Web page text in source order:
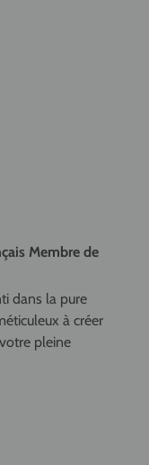
Membre de
dans la pure
à créer
pleine